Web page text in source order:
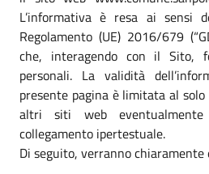
L’informativa è resa ai
Regolamento (UE) 2016/679
che, interagendo con il Sito,
personali. La validità
presente pagina è limitata al
altri siti web eventualmente
collegamento ipertestuale.
Di seguito, verranno chiaramente